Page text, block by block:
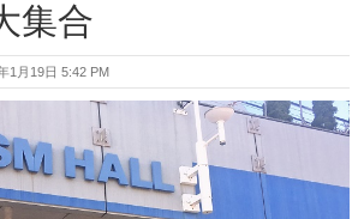
集合
1月19日 5:42 PM